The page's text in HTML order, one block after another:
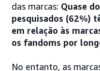
das marcas: Quase
pesquisados (62%)
em relação às
os fandoms por
No entanto, as